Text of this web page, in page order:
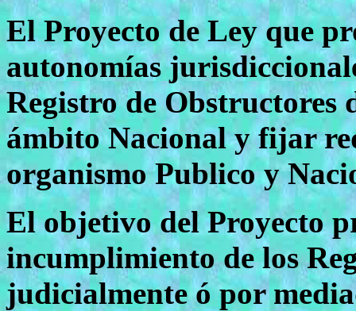
El Proyecto de Ley que
autonomías
Registro de Obstructores
ámbito Nacional y fijar
organismo Publico y
El objetivo del Proyecto
incumplimiento de los
judicialmente ó por